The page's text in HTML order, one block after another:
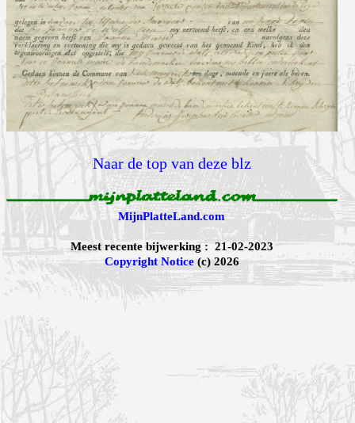
Naar de top van deze blz
MijnPlatteLand.com
Meest recente bijwerking : 21-02-2023
Copyright Notice(c) 2026